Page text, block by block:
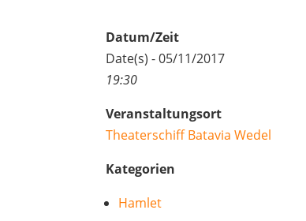
Datum/Zeit
Date(s) - 05/11/2017
19:30
Veranstaltungsort
Theaterschiff Batavia Wedel
Kategorien
Hamlet